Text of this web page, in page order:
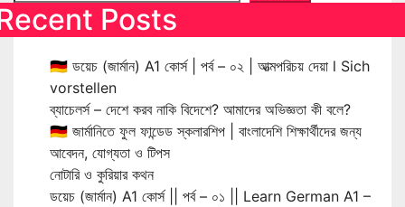
Posts
🇩🇪 ডয়েচ (জার্মান) A1 কোর্স | পর্ব – ০২ | আত্মপরিচয় দেয়া l Sich
vorstellen
ব্যাচেলর্স – দেশে করব নাকি বিদেশে? আমাদের অভিজ্ঞতা কী বলে?
🇩🇪 জার্মানিতে ফুল ফান্ডেড স্কলারশিপ | বাংলাদেশি শিক্ষার্থীদের জন্য
আবেদন, যোগ্যতা ও টিপস
নোটারি ও কুরিয়ার কথন
ডয়েচ (জার্মান) A1 কোর্স || পর্ব – ০১ || Learn German A1 –